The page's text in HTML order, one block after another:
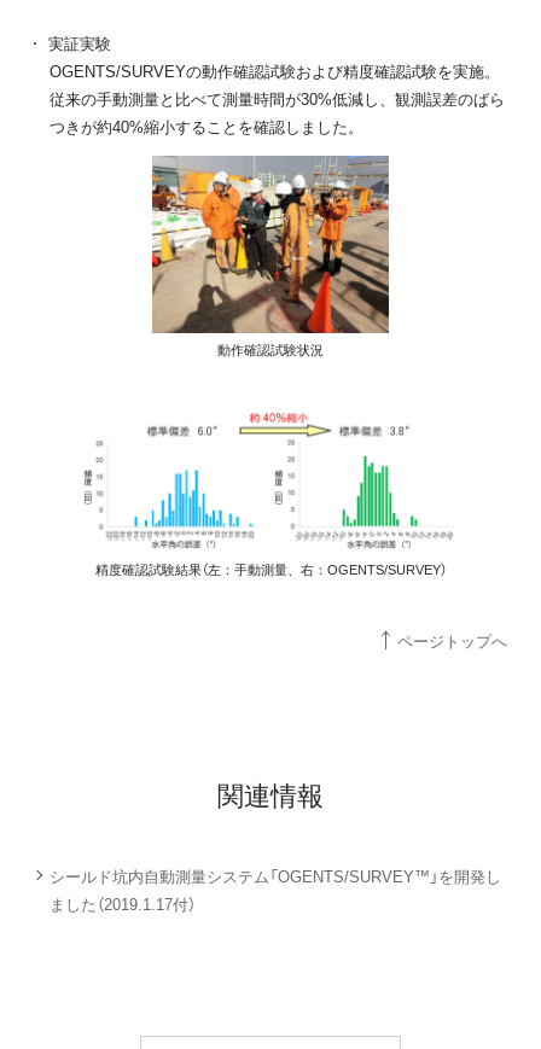
実証実験
OGENTS/SURVEYの動作確認試験および精度確認試験を実施。
従来の手動測量と比べて測量時間が30%低減し、観測誤差のばら
つきが約40%縮小することを確認しました。
動作確認試験状況
精度確認試験結果（左：手動測量、右：OGENTS/SURVEY）
ページトップへ
関連情報
シールド坑内自動測量システム「OGENTS/SURVEY™」を開発し
ました（2019.1.17付）